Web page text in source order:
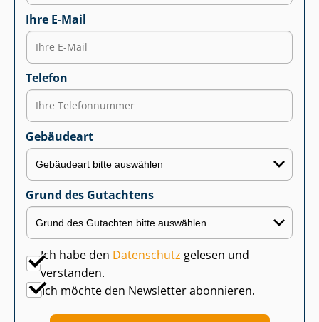
Ihre E-Mail
Telefon
Gebäudeart
Grund des Gutachtens
Ich habe den Datenschutz gelesen und
verstanden.
Ich möchte den Newsletter abonnieren.